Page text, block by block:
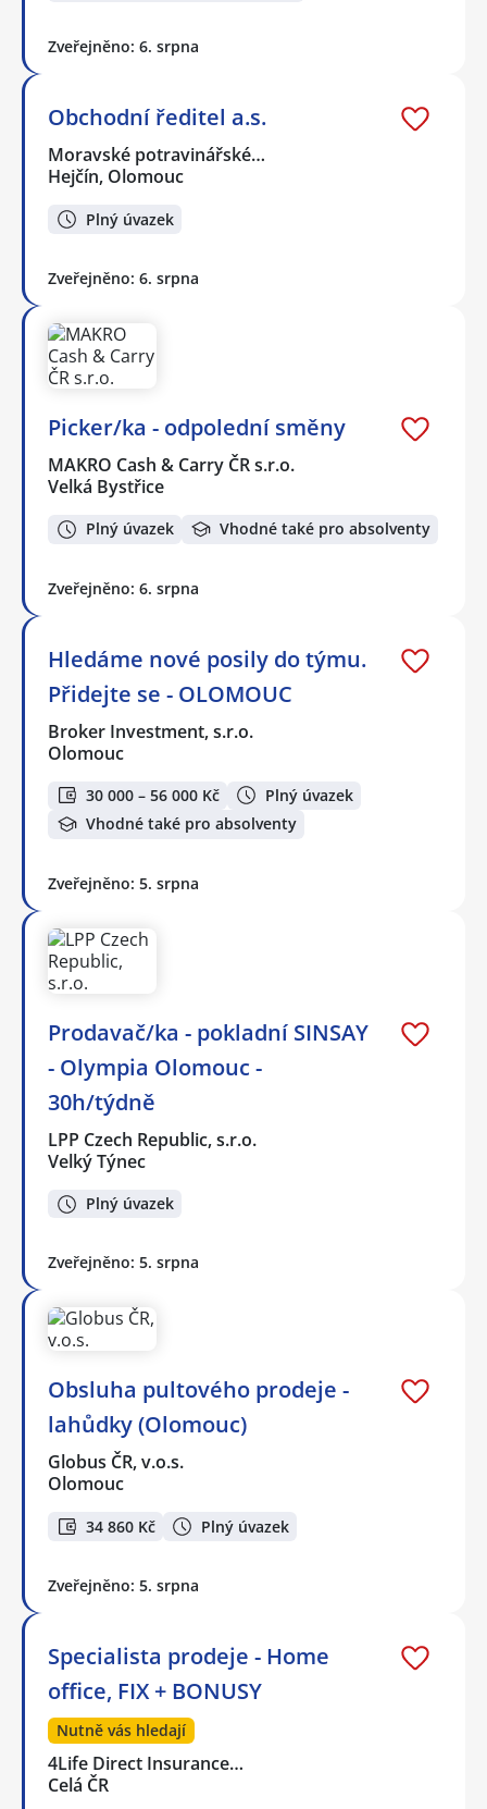
Zveřejněno: 6. srpna
Obchodní ředitel a.s.
Moravské potravinářské…
Hejčín, Olomouc
Plný úvazek
Zveřejněno: 6. srpna
Picker/ka - odpolední směny
MAKRO Cash & Carry ČR s.r.o.
Velká Bystřice
Plný úvazek Vhodné také pro absolventy
Zveřejněno: 6. srpna
Hledáme nové posily do týmu.
Přidejte se - OLOMOUC
Broker Investment, s.r.o.
Olomouc
30 000 – 56 000 Kč
Plný úvazek
Vhodné také pro absolventy
Zveřejněno: 5. srpna
Prodavač/ka - pokladní SINSAY
- Olympia Olomouc -
30h/týdně
LPP Czech Republic, s.r.o.
Velký Týnec
Plný úvazek
Zveřejněno: 5. srpna
Obsluha pultového prodeje -
lahůdky (Olomouc)
Globus ČR, v.o.s.
Olomouc
34 860 Kč Plný úvazek
Zveřejněno: 5. srpna
Specialista prodeje - Home
office, FIX + BONUSY
Nutně vás hledají
4Life Direct Insurance…
Celá ČR